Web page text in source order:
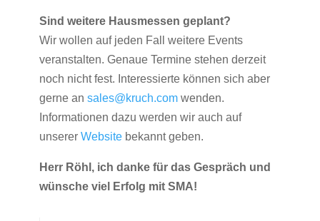
Sind weitere Hausmessen geplant?
Wir wollen auf jeden Fall weitere Events
veranstalten. Genaue Termine stehen derzeit
noch nicht fest. Interessierte können sich aber
gerne an sales@kruch.comwenden.
Informationen dazu werden wir auch auf
unserer Website bekannt geben.
Herr Röhl, ich danke für das Gespräch und
wünsche viel Erfolg mit SMA!